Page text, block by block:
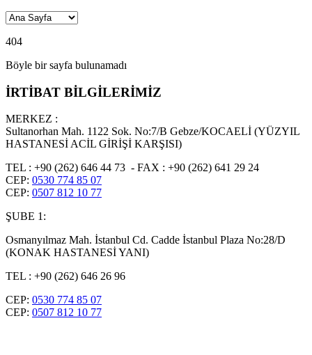
404
Böyle bir sayfa bulunamadı
İRTİBAT BİLGİLERİMİZ
MERKEZ :
Sultanorhan Mah. 1122 Sok. No:7/B Gebze/KOCAELİ (YÜZYIL
HASTANESİ ACİL GİRİŞİ KARŞISI)
TEL : +90 (262) 646 44 73 - FAX : +90 (262) 641 29 24
CEP: 0530 774 85 07
CEP: 0507 812 10 77
ŞUBE 1:
Osmanyılmaz Mah. İstanbul Cd. Cadde İstanbul Plaza No:28/D
(KONAK HASTANESİ YANI)
TEL : +90 (262) 646 26 96
CEP: 0530 774 85 07
CEP: 0507 812 10 77